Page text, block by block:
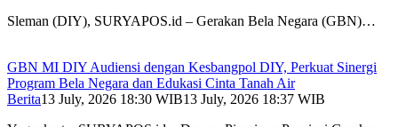
Sleman (DIY), SURYAPOS.id – Gerakan Bela Negara (GBN)…
GBN MI DIY Audiensi dengan Kesbangpol DIY, Perkuat Sinergi
Program Bela Negara dan Edukasi Cinta Tanah Air
Berita13 July, 2026 18:30 WIB13 July, 2026 18:37 WIB